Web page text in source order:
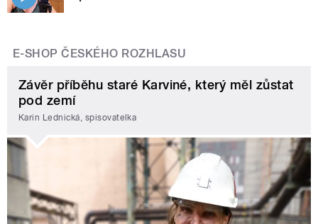
E-SHOP ČESKÉHO ROZHLASU
Závěr příběhu staré Karviné, který měl zůstat
pod zemí
Karin Lednická, spisovatelka